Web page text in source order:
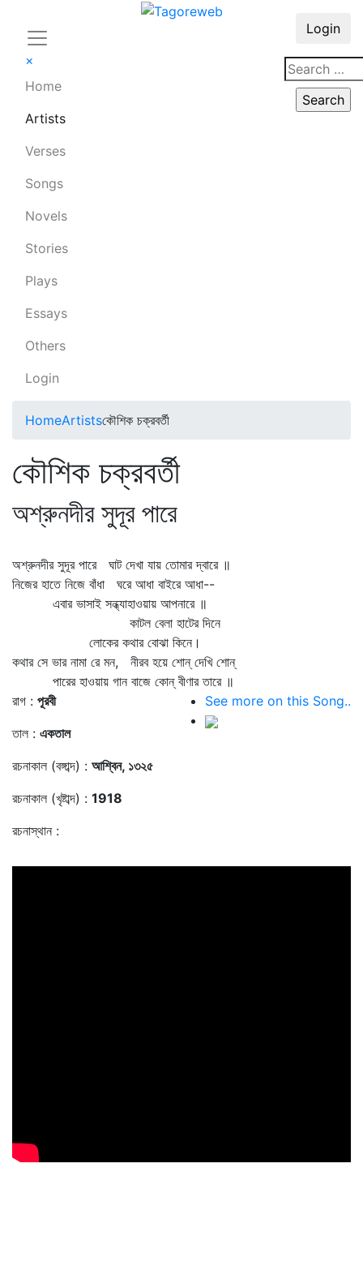
×
Home
Artists
Verses
Songs
Novels
Stories
Plays
Essays
Others
Login
Login
HomeArtistsকৌশিক চক্রবর্তী
কৌশিক চক্রবর্তী
অশ্রুনদীর সুদূর পারে
অশ্রুনদীর সুদূর পারে ঘাট দেখা যায় তোমার দ্বারে ॥
নিজের হাতে নিজে বাঁধা ঘরে আধা বাইরে আধা--
এবার ভাসাই সন্ধ্যাহাওয়ায় আপনারে ॥
কাটল বেলা হাটের দিনে
লোকের কথার বোঝা কিনে।
কথার সে ভার নামা রে মন, নীরব হয়ে শোন্‌ দেখি শোন্‌
পারের হাওয়ায় গান বাজে কোন্‌ বীণার তারে ॥
রাগ : পূরবী
তাল : একতাল
রচনাকাল (বঙ্গাব্দ) : আশ্বিন, ১৩২৫
রচনাকাল (খৃষ্টাব্দ) : 1918
রচনাস্থান :
See more on this Song..